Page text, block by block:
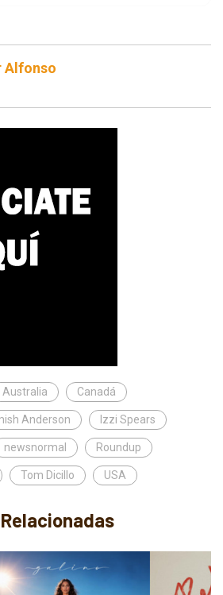
Alfonso
Australia Canadá
Anderson Izzi Spears
newsnormal Roundup
Tom Dicillo USA